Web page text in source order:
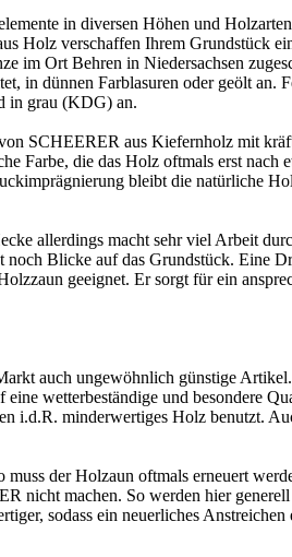
in diversen Höhen und
Holz verschaffen Ihrem Grundstück
im Ort Behren in Niedersachsen
in dünnen Farblasuren oder geölt an.
in grau (KDG) an.
SCHEERER aus Kiefernholz mit
Farbe, die das Holz oftmals erst nach
bleibt die natürliche
allerdings macht sehr viel Arbeit
Blicke auf das Grundstück. Eine
geeignet. Er sorgt für ein
auch ungewöhnlich günstige
wetterbeständige und besondere
i.d.R. minderwertiges Holz benutzt.
muss der Holzaun oftmals erneuert
nicht machen. So werden hier
sodass ein neuerliches Anstreichen